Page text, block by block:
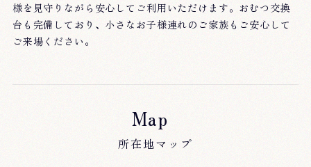
様を見守りながら安心してご利用いただけます。おむつ交換
台も完備しており、小さなお子様連れのご家族もご安心して
ご来場ください。
Map
所在地マップ